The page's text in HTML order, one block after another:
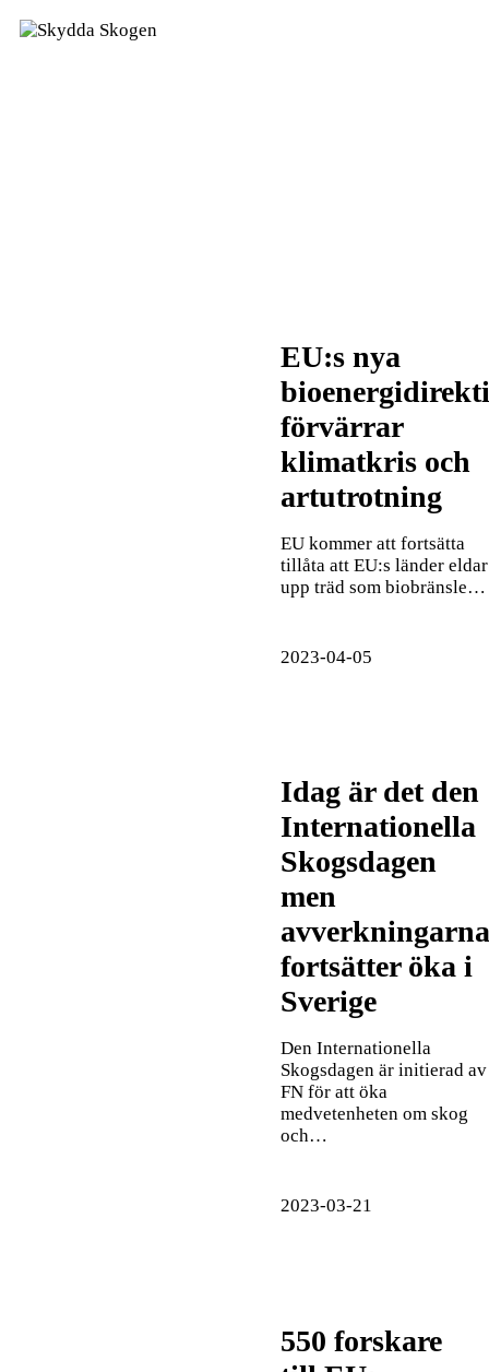
EU:s nya
förvärrar
klimatkris och
artutrotning
EU kommer att fortsätta
tillåta att EU:s länder eldar
upp träd som biobränsle…
2023-04-05
Idag är det den
Internationella
Skogsdagen
men
fortsätter öka i
Sverige
Den Internationella
Skogsdagen är initierad av
FN för att öka
medvetenheten om skog
och…
2023-03-21
550 forskare